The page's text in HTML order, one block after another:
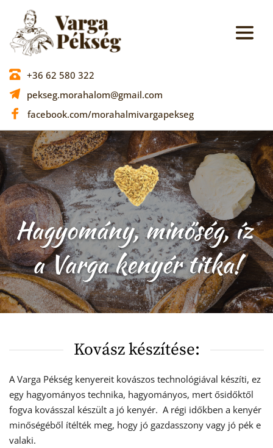
+36 62 580 322
pekseg.morahalom@gmail.com
facebook.com/morahalmivargapekseg
Hagyomány, minőség, íz
a Varga kenyér titka!
Kovász készítése:
A Varga Pékség kenyereit kovászos technológiával készíti, ez
egy hagyományos technika, hagyományos, mert ősidőktől
fogva kovásszal készült a jó kenyér.  A régi időkben a kenyér
minőségéből ítélték meg, hogy jó gazdasszony vagy jó pék e
valaki.